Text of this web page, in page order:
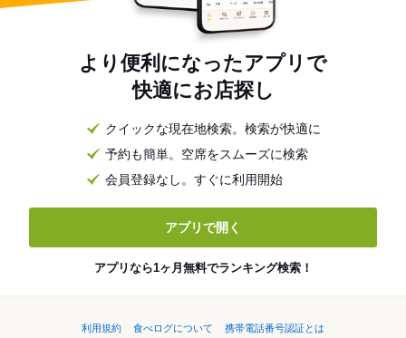
より便利になったアプリで
快適にお店探し
クイックな現在地検索。検索が快適に
予約も簡単。空席をスムーズに検索
会員登録なし。すぐに利用開始
アプリで開く
アプリなら1ヶ月無料でランキング検索！
利用規約 食べログについて 携帯電話番号認証とは